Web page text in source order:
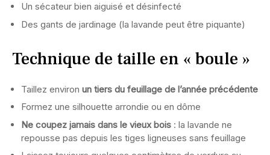
Un sécateur bien aiguisé et désinfecté
Des gants de jardinage (la lavande peut être piquante)
Technique de taille en « boule »
Taillez environ un tiers du feuillage de l’année précédente
Formez une silhouette arrondie ou en dôme
Ne coupez jamais dans le vieux bois : la lavande ne
repousse pas depuis les tiges ligneuses sans feuillage